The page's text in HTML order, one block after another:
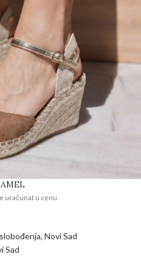
uračunat u cenu
Novi Sad
Sad